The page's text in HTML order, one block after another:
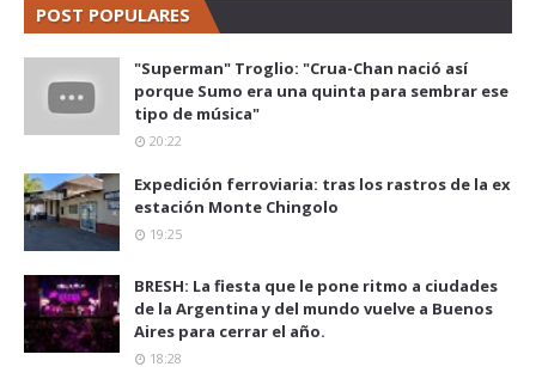
POST POPULARES
"Superman" Troglio: "Crua-Chan nació así
porque Sumo era una quinta para sembrar ese
tipo de música"
20:22
Expedición ferroviaria: tras los rastros de la ex
estación Monte Chingolo
19:25
BRESH: La fiesta que le pone ritmo a ciudades
de la Argentina y del mundo vuelve a Buenos
Aires para cerrar el año.
18:28